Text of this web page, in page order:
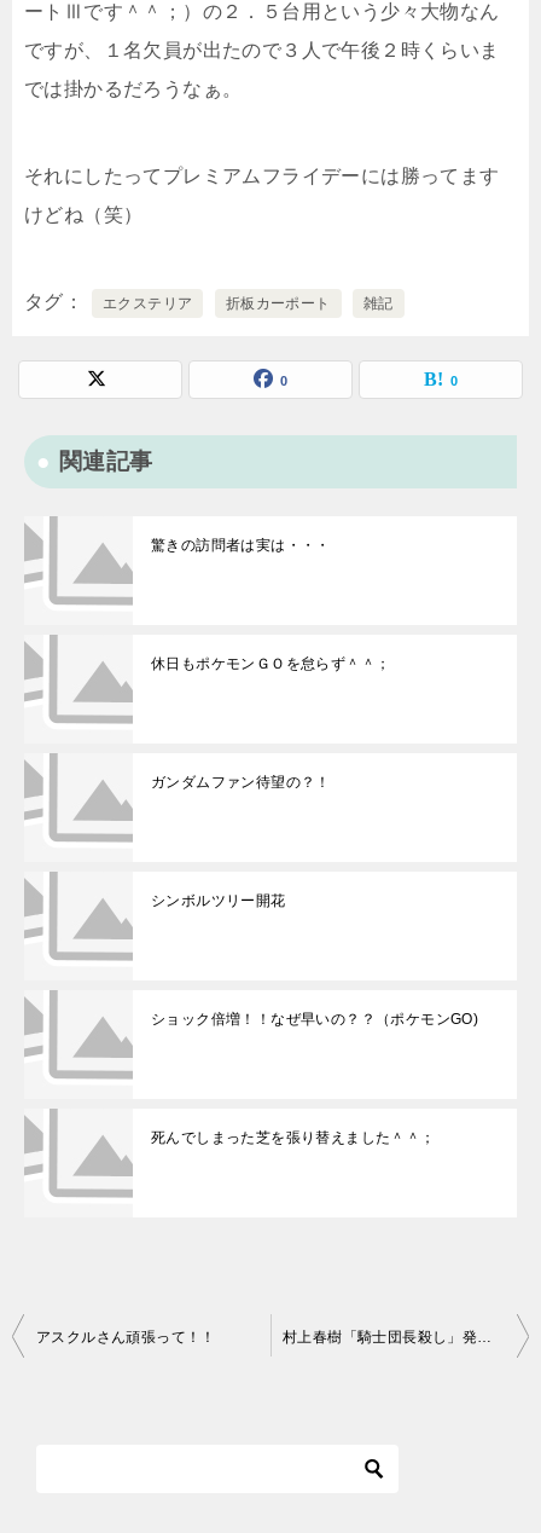
ートⅢです＾＾；）の２．５台用という少々大物なん
ですが、１名欠員が出たので３人で午後２時くらいま
では掛かるだろうなぁ。
それにしたってプレミアムフライデーには勝ってます
けどね（笑）
タグ エクステリア 折板カーポート 雑記
0 0
関連記事
驚きの訪問者は実は・・・
休日もポケモンＧＯを怠らず＾＾；
ガンダムファン待望の？！
シンボルツリー開花
ショック倍増！！なぜ早いの？？（ポケモンGO)
死んでしまった芝を張り替えました＾＾；
アスクルさん頑張って！！ 村上春樹「騎士団長殺し」発売開始！！